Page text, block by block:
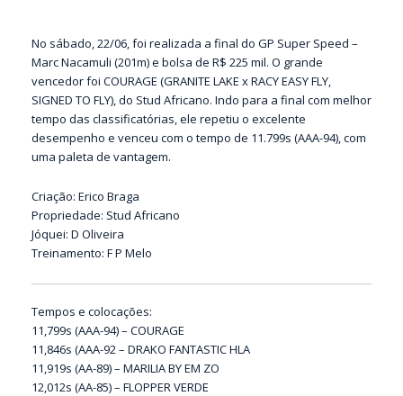
No sábado, 22/06, foi realizada a final do GP Super Speed –
Marc Nacamuli (201m) e bolsa de R$ 225 mil. O grande
vencedor foi COURAGE (GRANITE LAKE x RACY EASY FLY,
SIGNED TO FLY), do Stud Africano. Indo para a final com melhor
tempo das classificatórias, ele repetiu o excelente
desempenho e venceu com o tempo de 11.799s (AAA-94), com
uma paleta de vantagem.
Criação: Erico Braga
Propriedade: Stud Africano
Jóquei: D Oliveira
Treinamento: F P Melo
Tempos e colocações:
11,799s (AAA-94) – COURAGE
11,846s (AAA-92 – DRAKO FANTASTIC HLA
11,919s (AA-89) – MARILIA BY EM ZO
12,012s (AA-85) – FLOPPER VERDE